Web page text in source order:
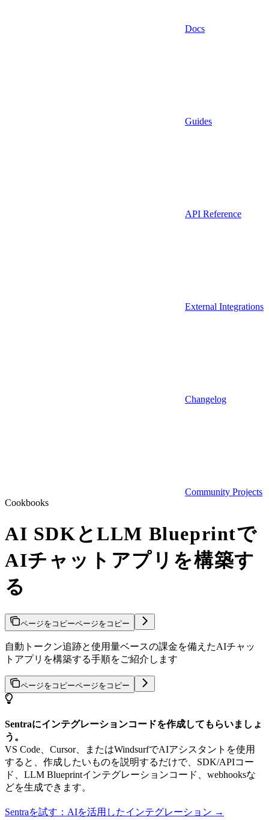
Docs
Guides
API Reference
External Integrations
Changelog
Community Projects
Cookbooks
AI SDKとLLM Blueprintで
AIチャットアプリを構築す
る
ページをコピーページをコピー
自動トークン追跡と使用量ベースの課金を備えたAIチャッ
トアプリを構築する手順をご紹介します
ページをコピーページをコピー
Sentraにインテグレーションコードを作成してもらいましょ
う。
VS Code、Cursor、またはWindsurfでAIアシスタントを使用
すると、作成したいものを説明するだけで、SDK/APIコー
ド、LLM Blueprintインテグレーションコード、webhooksな
どを生成できます。
Sentraを試す：AIを活用したインテグレーション →